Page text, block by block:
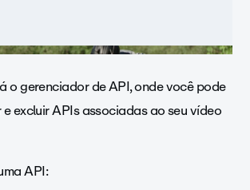
o gerenciador de API, onde você pode
excluir APIs associadas ao seu vídeo
API: